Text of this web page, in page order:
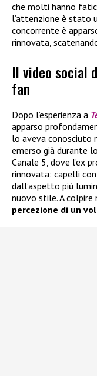
che molti hanno
l’attenzione è stato
concorrente è
rinnovata,
Il video social
fan
Dopo l’esperienza a
apparso
lo aveva conosciuto
emerso già durante lo
Canale 5, dove l’ex
rinnovata: capelli
dall’aspetto più
nuovo stile. A
percezione di un